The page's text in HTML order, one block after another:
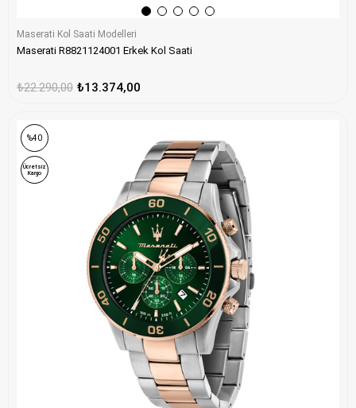
Maserati Kol Saati Modelleri
Maserati R8821124001 Erkek Kol Saati
₺13.374,00
₺22.290,00
%40
Ücretsiz
Kargo